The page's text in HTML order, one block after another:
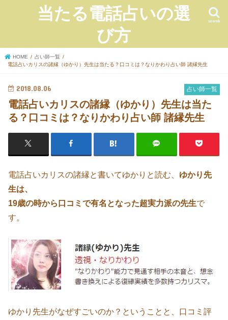
当たる電話占いの選
び方
search
HOME
占い師一覧
電話占いカリスの諸縁（ゆかり）先生は当たる？口コミは？なりかわり占い師 諸縁先生
占い師一覧
2018.08.06
電話占いカリスの諸縁（ゆかり）先生は当た
る？口コミは？なりかわり占い師 諸縁先生
電話占いカリスの諸縁と書いてゆかりと読む、 ゆかり先
生は、
19歳の時から口コミで有名となった超実力派の先生で
す。
ゆかり先生がなぜすごいのか？ということと、口コミ評